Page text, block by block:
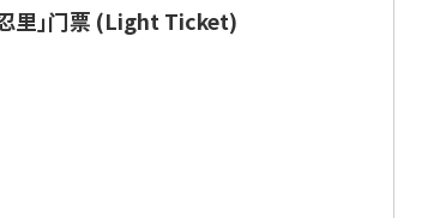
里」门票 (Light Ticket)